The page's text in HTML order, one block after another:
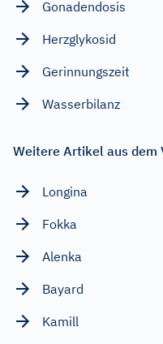
Gonadendosis
Herzglykosid
Gerinnungszeit
Wasserbilanz
Weitere Artikel aus dem
Longina
Fokka
Alenka
Bayard
Kamill